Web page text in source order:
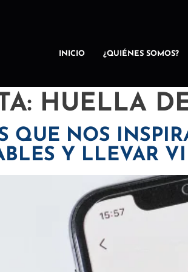
INICIO ¿QUIÉNES SOMOS?
HUELLA
QUE NOS
Y LLEVAR